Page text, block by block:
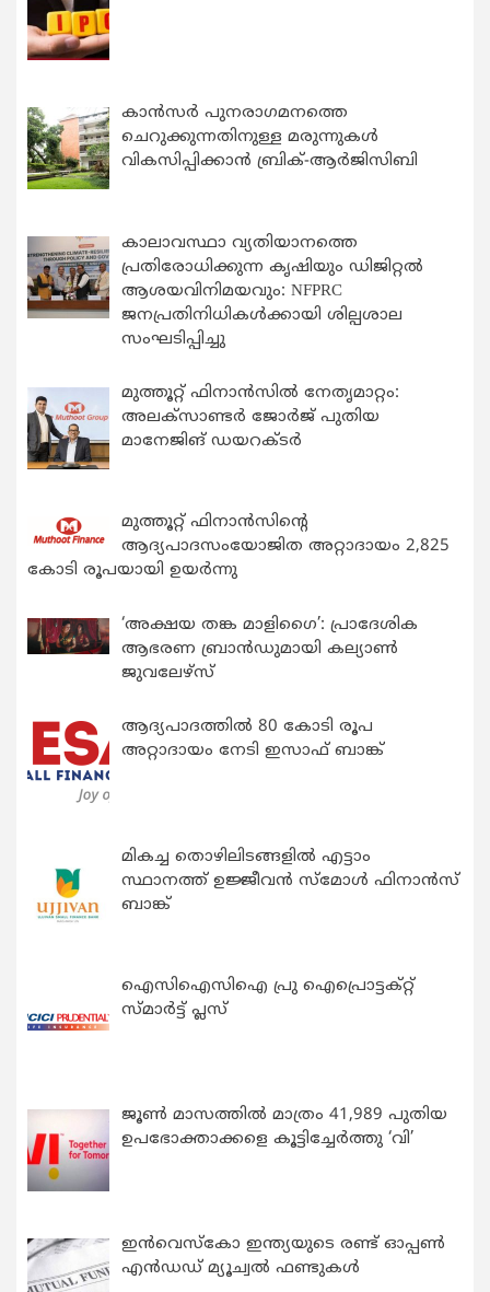
കാന്‍സര്‍ പുനരാഗമനത്തെ
ചെറുക്കുന്നതിനുള്ള മരുന്നുകള്‍
വികസിപ്പിക്കാന്‍ ബ്രിക്-ആര്‍ജിസിബി
കാലാവസ്ഥാ വ്യതിയാനത്തെ
പ്രതിരോധിക്കുന്ന കൃഷിയും ഡിജിറ്റൽ
ആശയവിനിമയവും: NFPRC
ജനപ്രതിനിധികൾക്കായി ശില്പശാല
സംഘടിപ്പിച്ചു
മുത്തൂറ്റ് ഫിനാൻസിൽ നേതൃമാറ്റം:
അലക്സാണ്ടർ ജോർജ് പുതിയ
മാനേജിങ് ഡയറക്ടർ
മുത്തൂറ്റ് ഫിനാൻസിന്റെ
ആദ്യപാദസംയോജിത അറ്റാദായം 2,825
കോടി രൂപയായി ഉയർന്നു
‘അക്ഷയ തങ്ക മാളിഗൈ’: പ്രാദേശിക
ആഭരണ ബ്രാന്‍ഡുമായി കല്യാണ്‍
ജുവലേഴ്‌സ്
ആദ്യപാദത്തിൽ 80 കോടി രൂപ
അറ്റാദായം നേടി ഇസാഫ് ബാങ്ക്
മികച്ച തൊഴിലിടങ്ങളിൽ എട്ടാം
സ്ഥാനത്ത് ഉജ്ജീവൻ സ്മോൾ ഫിനാൻസ്
ബാങ്ക്
ഐസിഐസിഐ പ്രു ഐപ്രൊട്ടക്റ്റ്
സ്മാർട്ട് പ്ലസ്
ജൂൺ മാസത്തിൽ മാത്രം 41,989 പുതിയ
ഉപഭോക്താക്കളെ കൂട്ടിച്ചേർത്തു ‘വി’
ഇന്‍വെസ്കോ ഇന്ത്യയുടെ രണ്ട് ഓപ്പണ്‍
എന്‍ഡഡ് മ്യൂച്വല്‍ ഫണ്ടുകള്‍